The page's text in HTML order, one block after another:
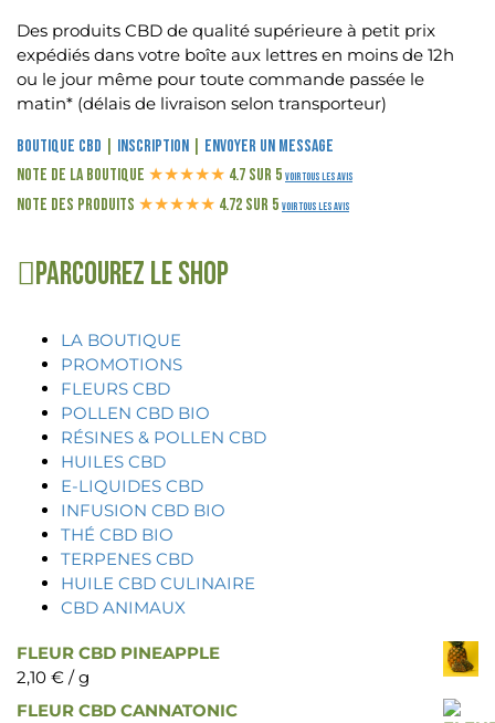
Des produits CBD de qualité supérieure à petit prix
expédiés dans votre boîte aux lettres en moins de 12h
ou le jour même pour toute commande passée le
matin* (délais de livraison selon transporteur)
Boutique CBD Inscription
Envoyer un message
Note de la boutique ★★★★★ 4.7 sur 5 Voir tous les avis
Note des produits ★★★★★ 4.72 sur 5 Voir tous les avis
Parcourez le shop
LA BOUTIQUE
PROMOTIONS
FLEURS CBD
POLLEN CBD BIO
RÉSINES & POLLEN CBD
HUILES CBD
E-LIQUIDES CBD
INFUSION CBD BIO
THÉ CBD BIO
TERPENES CBD
HUILE CBD CULINAIRE
CBD ANIMAUX
FLEUR CBD PINEAPPLE
2,10 € / g
FLEUR CBD CANNATONIC